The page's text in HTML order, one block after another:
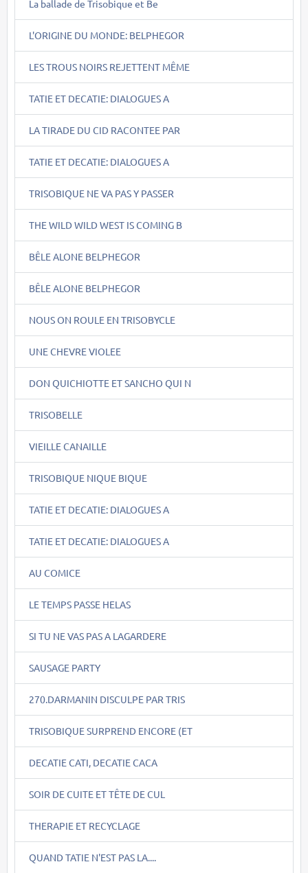
La ballade de Trisobique et Be
L'ORIGINE DU MONDE: BELPHEGOR
LES TROUS NOIRS REJETTENT MÊME
TATIE ET DECATIE: DIALOGUES A
LA TIRADE DU CID RACONTEE PAR
TATIE ET DECATIE: DIALOGUES A
TRISOBIQUE NE VA PAS Y PASSER
THE WILD WILD WEST IS COMING B
BÊLE ALONE BELPHEGOR
BÊLE ALONE BELPHEGOR
NOUS ON ROULE EN TRISOBYCLE
UNE CHEVRE VIOLEE
DON QUICHIOTTE ET SANCHO QUI N
TRISOBELLE
VIEILLE CANAILLE
TRISOBIQUE NIQUE BIQUE
TATIE ET DECATIE: DIALOGUES A
TATIE ET DECATIE: DIALOGUES A
AU COMICE
LE TEMPS PASSE HELAS
SI TU NE VAS PAS A LAGARDERE
SAUSAGE PARTY
270.DARMANIN DISCULPE PAR TRIS
TRISOBIQUE SURPREND ENCORE (ET
DECATIE CATI, DECATIE CACA
SOIR DE CUITE ET TÊTE DE CUL
THERAPIE ET RECYCLAGE
QUAND TATIE N'EST PAS LA....